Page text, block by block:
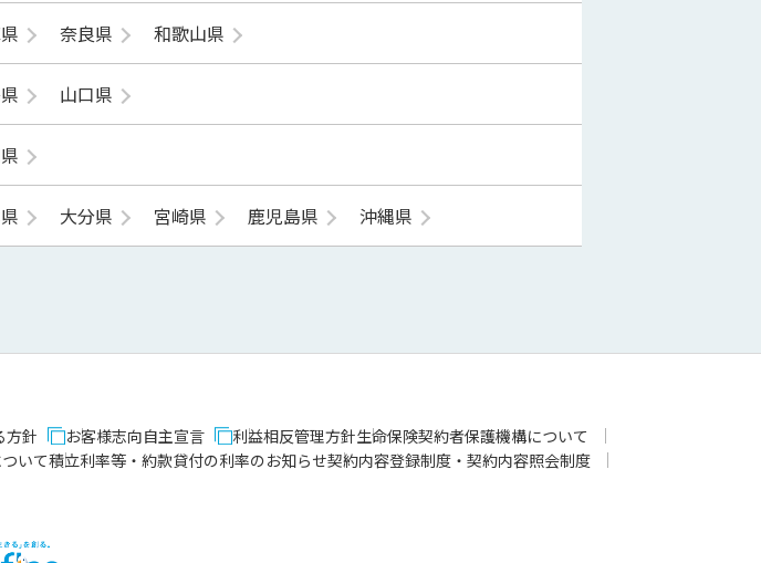
奈良県 和歌山県
山口県
大分県 宮崎県 鹿児島県 沖縄県
方針 お客様志向自主宣言 利益相反管理方針生命保険契約者保護機構について
いて積立利率等・約款貸付の利率のお知らせ契約内容登録制度・契約内容照会制度